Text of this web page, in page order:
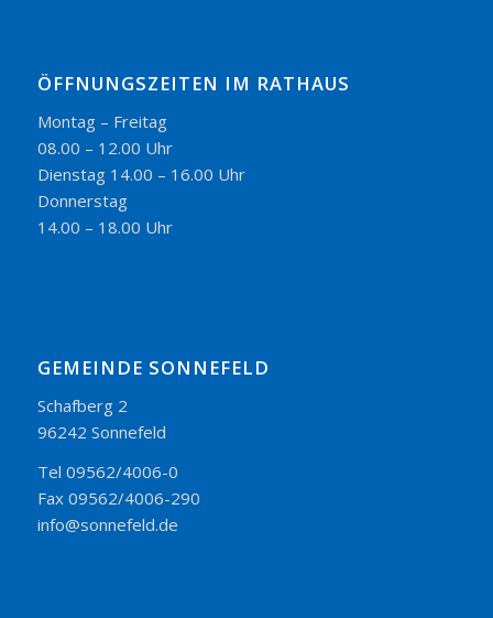
ÖFFNUNGSZEITEN IM RATHAUS
Montag – Freitag
08.00 – 12.00 Uhr
Dienstag 14.00 – 16.00 Uhr
Donnerstag
14.00 – 18.00 Uhr
GEMEINDE SONNEFELD
Schafberg 2
96242 Sonnefeld
Tel 09562/4006-0
Fax 09562/4006-290
info@sonnefeld.de